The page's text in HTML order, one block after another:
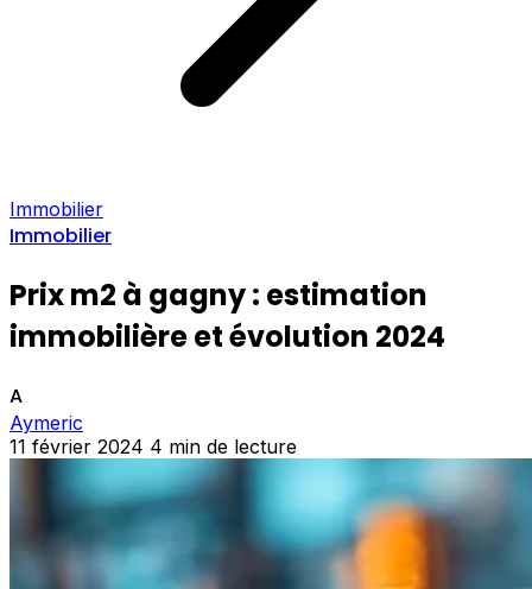
Immobilier
Immobilier
Prix m2 à gagny : estimation
immobilière et évolution 2024
A
Aymeric
11 février 2024 4 min de lecture